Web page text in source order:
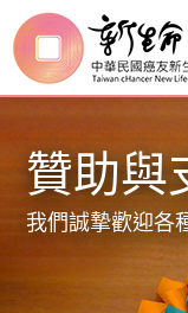
贊助與
我們誠摯歡迎各